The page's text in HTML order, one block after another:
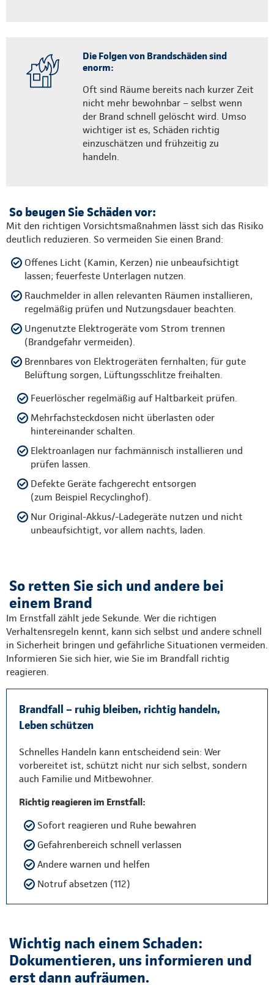
Die Folgen von Brandschäden sind
enorm:
Oft sind Räume bereits nach kurzer Zeit
nicht mehr bewohnbar – selbst wenn
der Brand schnell gelöscht wird. Umso
wichtiger ist es, Schäden richtig
einzuschätzen und frühzeitig zu
handeln.
So beugen Sie Schäden vor:
Mit den richtigen Vorsichtsmaßnahmen lässt sich das Risiko
deutlich reduzieren. So vermeiden Sie einen Brand:
Offenes Licht (Kamin, Kerzen) nie unbeaufsichtigt
lassen; feuerfeste Unterlagen nutzen.
Rauchmelder in allen relevanten Räumen installieren,
regelmäßig prüfen und Nutzungsdauer beachten.
Ungenutzte Elektrogeräte vom Strom trennen
(Brandgefahr vermeiden).
Brennbares von Elektrogeräten fernhalten; für gute
Belüftung sorgen, Lüftungsschlitze freihalten.
Feuerlöscher regelmäßig auf Haltbarkeit prüfen.
Mehrfachsteckdosen nicht überlasten oder
hintereinander schalten.
Elektroanlagen nur fachmännisch installieren und
prüfen lassen.
Defekte Geräte fachgerecht entsorgen
(zum Beispiel Recyclinghof).
Nur Original-Akkus/-Ladegeräte nutzen und nicht
unbeaufsichtigt, vor allem nachts, laden.
So retten Sie sich und andere bei
einem Brand
Im Ernstfall zählt jede Sekunde. Wer die richtigen
Verhaltensregeln kennt, kann sich selbst und andere schnell
in Sicherheit bringen und gefährliche Situationen vermeiden.
Informieren Sie sich hier, wie Sie im Brandfall richtig
reagieren.
Brandfall – ruhig bleiben, richtig handeln,
Leben schützen
Schnelles Handeln kann entscheidend sein: Wer
vorbereitet ist, schützt nicht nur sich selbst, sondern
auch Familie und Mitbewohner.
Richtig reagieren im Ernstfall:
Sofort reagieren und Ruhe bewahren
Gefahrenbereich schnell verlassen
Andere warnen und helfen
Notruf absetzen (112)
Wichtig nach einem Schaden:
Dokumentieren, uns informieren und
erst dann aufräumen.